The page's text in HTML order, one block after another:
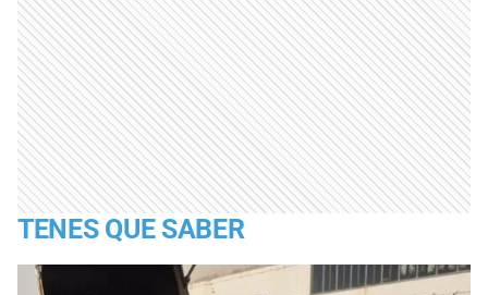
TENES QUE SABER